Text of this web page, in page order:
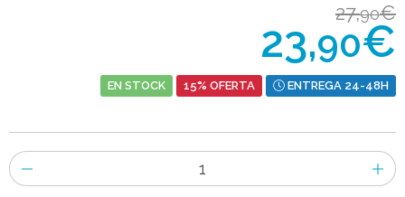
27,90€
23,90€
EN STOCK 15% OFERTA ENTREGA 24-48H
Número
de